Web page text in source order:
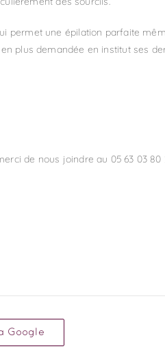
permet une épilation parfaite
plus demandée en institut ses
de nous joindre au 05 63 03 80
Google